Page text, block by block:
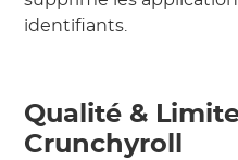
identifiants.
Qualité &
Crunchyroll